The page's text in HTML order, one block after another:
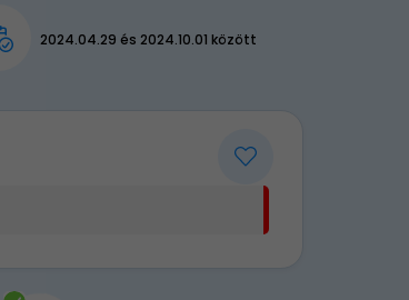
2024.04.29 és 2024.10.01 között